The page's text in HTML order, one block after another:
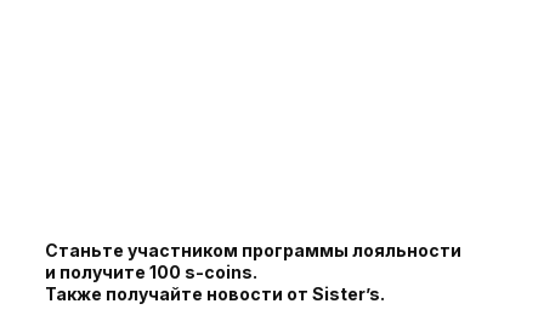
Станьте участником программы лояльности
и получите 100 s-coins.
Также получайте новости от Sister’s.